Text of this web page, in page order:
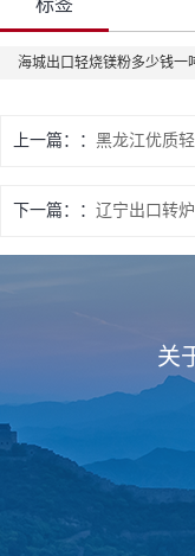
标签
海城出口轻烧镁粉多少钱一
上一篇： 黑龙江优质
下一篇： 辽宁出口转
关